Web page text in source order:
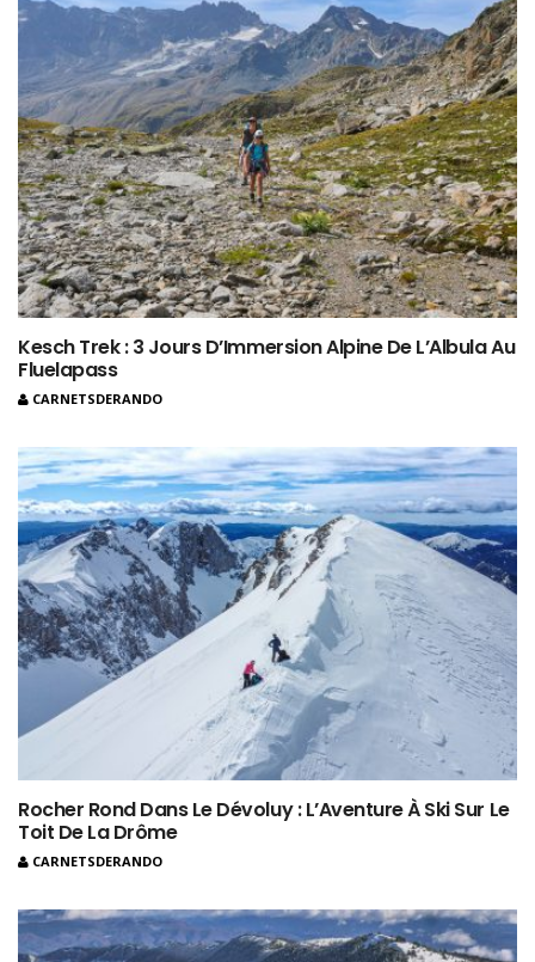
Kesch Trek : 3 Jours D’Immersion Alpine De L’Albula Au
Fluelapass
CARNETSDERANDO
Rocher Rond Dans Le Dévoluy : L’Aventure À Ski Sur Le
Toit De La Drôme
CARNETSDERANDO